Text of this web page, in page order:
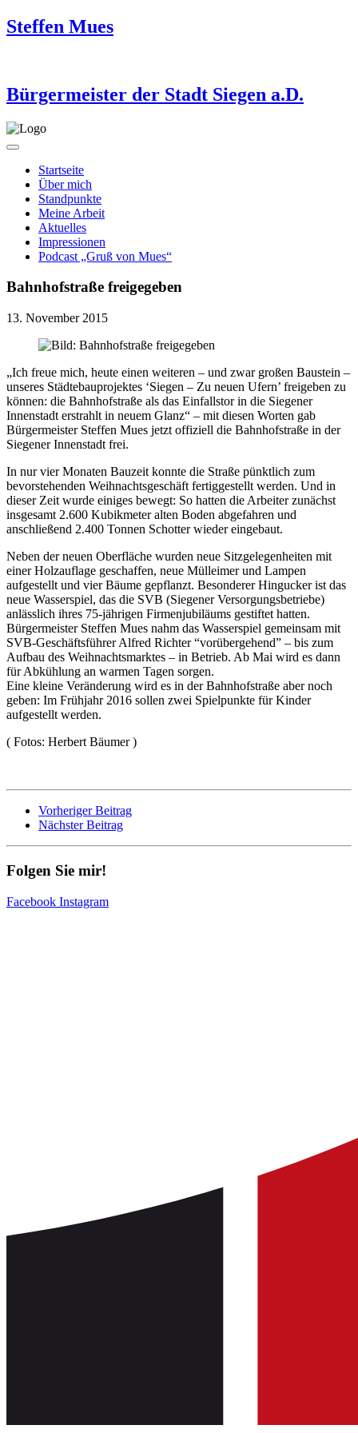
Steffen Mues
Bürgermeister der Stadt Siegen a.D.
Startseite
Über mich
Standpunkte
Meine Arbeit
Aktuelles
Impressionen
Podcast „Gruß von Mues“
Bahnhofstraße freigegeben
13. November 2015
„Ich freue mich, heute einen weiteren – und zwar großen Baustein –
unseres Städtebauprojektes ‘Siegen – Zu neuen Ufern’ freigeben zu
können: die Bahnhofstraße als das Einfallstor in die Siegener
Innenstadt erstrahlt in neuem Glanz“ – mit diesen Worten gab
Bürgermeister Steffen Mues jetzt offiziell die Bahnhofstraße in der
Siegener Innenstadt frei.
In nur vier Monaten Bauzeit konnte die Straße pünktlich zum
bevorstehenden Weihnachtsgeschäft fertiggestellt werden. Und in
dieser Zeit wurde einiges bewegt: So hatten die Arbeiter zunächst
insgesamt 2.600 Kubikmeter alten Boden abgefahren und
anschließend 2.400 Tonnen Schotter wieder eingebaut.
Neben der neuen Oberfläche wurden neue Sitzgelegenheiten mit
einer Holzauflage geschaffen, neue Mülleimer und Lampen
aufgestellt und vier Bäume gepflanzt. Besonderer Hingucker ist das
neue Wasserspiel, das die SVB (Siegener Versorgungsbetriebe)
anlässlich ihres 75-jährigen Firmenjubiläums gestiftet hatten.
Bürgermeister Steffen Mues nahm das Wasserspiel gemeinsam mit
SVB-Geschäftsführer Alfred Richter “vorübergehend” – bis zum
Aufbau des Weihnachtsmarktes – in Betrieb. Ab Mai wird es dann
für Abkühlung an warmen Tagen sorgen.
Eine kleine Veränderung wird es in der Bahnhofstraße aber noch
geben: Im Frühjahr 2016 sollen zwei Spielpunkte für Kinder
aufgestellt werden.
​( Fotos: Herbert Bäumer )
Vorheriger Beitrag
Nächster Beitrag
Folgen Sie mir!
Facebook Instagram